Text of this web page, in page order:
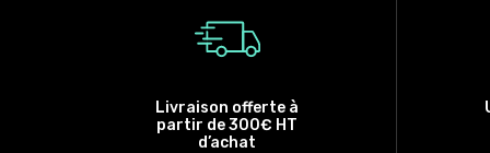
Livraison offerte à
partir de 300€ HT
d’achat